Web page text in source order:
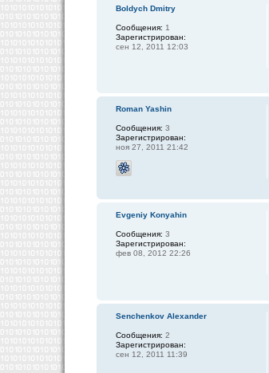
Boldych Dmitry
Сообщения: 1
Зарегистрирован:
сен 12, 2011 12:03
Roman Yashin
Сообщения: 3
Зарегистрирован:
ноя 27, 2011 21:42
Evgeniy Konyahin
Сообщения: 3
Зарегистрирован:
фев 08, 2012 22:26
Senchenkov Alexander
Сообщения: 2
Зарегистрирован:
сен 12, 2011 11:39